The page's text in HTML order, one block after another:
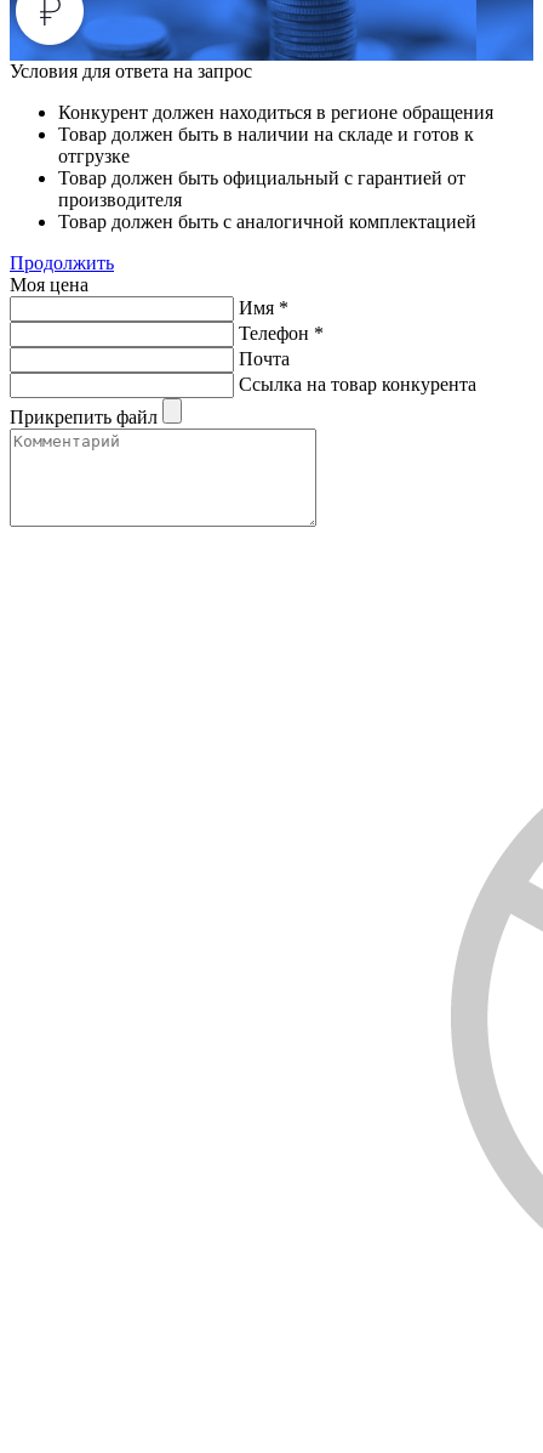
Условия для ответа на запрос
Конкурент должен находиться в регионе обращения
Товар должен быть в наличии на складе и готов к
отгрузке
Товар должен быть официальный с гарантией от
производителя
Товар должен быть с аналогичной комплектацией
Продолжить
Моя цена
Имя *
Телефон *
Почта
Ссылка на товар конкурента
Прикрепить файл